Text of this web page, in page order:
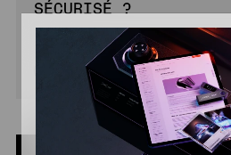
SÉCURISÉ ?